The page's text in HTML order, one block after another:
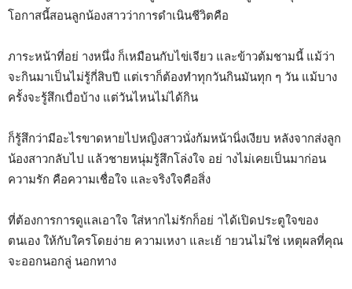
โอกาสนี้สอนลูกน้องสาวว่าการดำเนินชีวิตคือ
ภาระหน้าที่อย่ างหนึ่ง ก็เหมือนกับไข่เจียว และข้าวต้มชามนี้ แม้ว่า
จะกินมาเป็นไม่รู้กี่สิบปี แต่เราก็ต้องทำทุกวันกินมันทุก ๆ วัน แม้บาง
ครั้งจะรู้สึกเบื่อบ้าง แต่วันไหนไม่ได้กิน
ก็รู้สึกว่ามีอะไรขาดหายไปหญิงสาวนั่งก้มหน้านิ่งเงียบ หลังจากส่งลูก
น้องสาวกลับไป แล้วชายหนุ่มรู้สึกโล่งใจ อย่ างไม่เคยเป็นมาก่อน
ความรัก คือความเชื่อใจ และจริงใจคือสิ่ง
ที่ต้องการการดูแลเอาใจ ใส่หากไม่รักก็อย่ าได้เปิดประตูใจของ
ตนเอง ให้กับใครโดยง่าย ความเหงา และเย้ ายวนไม่ใช่ เหตุผลที่คุณ
จะออกนอกลู่ นอกทาง